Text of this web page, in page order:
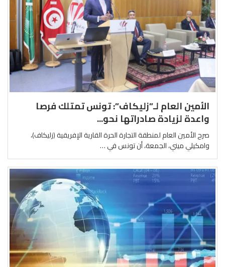
الأمين العام لـ”زليكاف”: تونس تمتلك فرصا
واعدة لزيادة صادراتها نحو...
صرح الأمين العام لمنطقة التجارة الحرة القارية الإفريقية (زليكاف)،
وامكيلي ميني، الجمعة، أن تونس في …